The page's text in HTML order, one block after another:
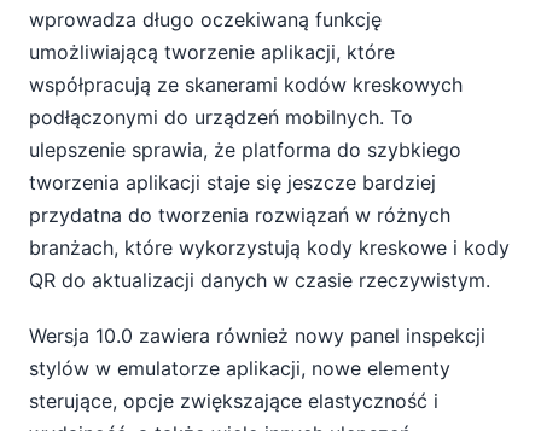
wprowadza długo oczekiwaną funkcję
umożliwiającą tworzenie aplikacji, które
współpracują ze skanerami kodów kreskowych
podłączonymi do urządzeń mobilnych. To
ulepszenie sprawia, że platforma do szybkiego
tworzenia aplikacji staje się jeszcze bardziej
przydatna do tworzenia rozwiązań w różnych
branżach, które wykorzystują kody kreskowe i kody
QR do aktualizacji danych w czasie rzeczywistym.
Wersja 10.0 zawiera również nowy panel inspekcji
stylów w emulatorze aplikacji, nowe elementy
sterujące, opcje zwiększające elastyczność i